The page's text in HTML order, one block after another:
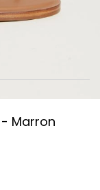
Marron